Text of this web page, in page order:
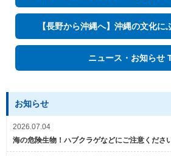
【長野から沖縄へ】沖縄の文化に
ニュース・お知らせ
お知らせ
2026.07.04
海の危険生物！ハブクラゲなどにご注意くださ